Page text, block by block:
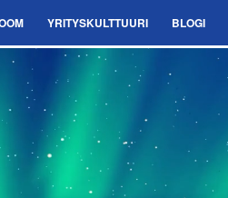
YRITYSKULTTUURI BLOGI